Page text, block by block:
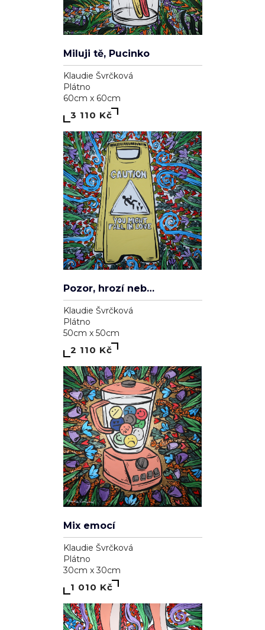
Miluji tě, Pucinko
Klaudie Švrčková
Plátno
60cm x 60cm
3 110 Kč
Pozor, hrozí nebezpečí zamilování se
Klaudie Švrčková
Plátno
50cm x 50cm
2 110 Kč
Mix emocí
Klaudie Švrčková
Plátno
30cm x 30cm
1 010 Kč